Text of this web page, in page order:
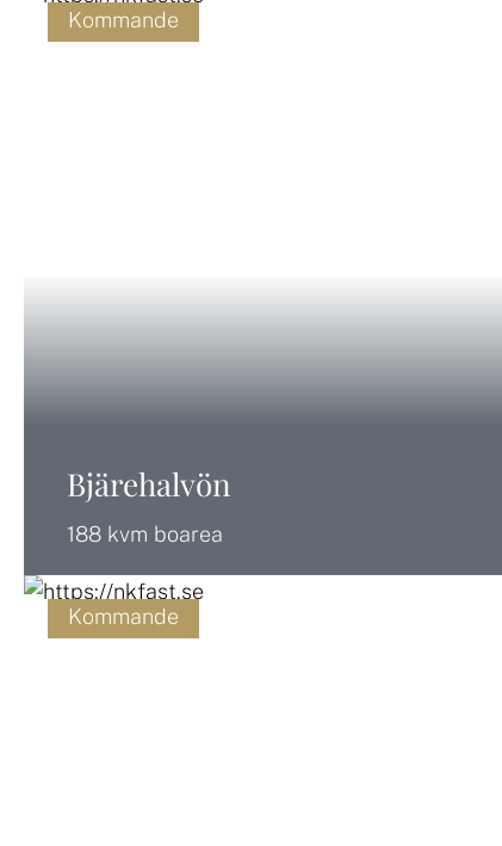
Kommande
Bjärehalvön
188 kvm boarea
Kommande